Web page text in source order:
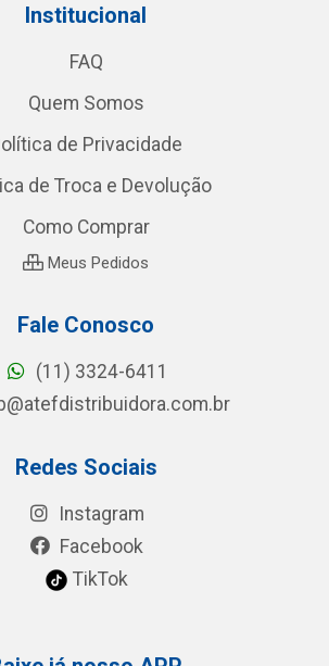
Institucional
FAQ
Quem Somos
de Privacidade
de Troca e Devolução
Como Comprar
Meus Pedidos
Fale Conosco
(11) 3324-6411
Redes Sociais
Instagram
Facebook
TikTok